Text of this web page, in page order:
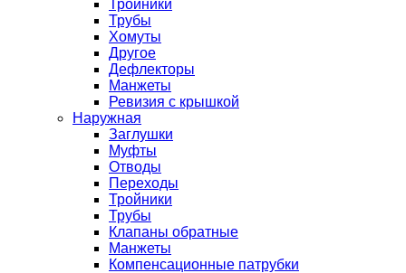
Тройники
Трубы
Хомуты
Другое
Дефлекторы
Манжеты
Ревизия с крышкой
Наружная
Заглушки
Муфты
Отводы
Переходы
Тройники
Трубы
Клапаны обратные
Манжеты
Компенсационные патрубки